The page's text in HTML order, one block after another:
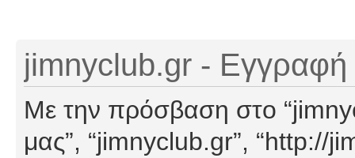
jimnyclub.gr - Εγγραφή
Με την πρόσβαση στο
μας”, “jimnyclub.gr”, “http://